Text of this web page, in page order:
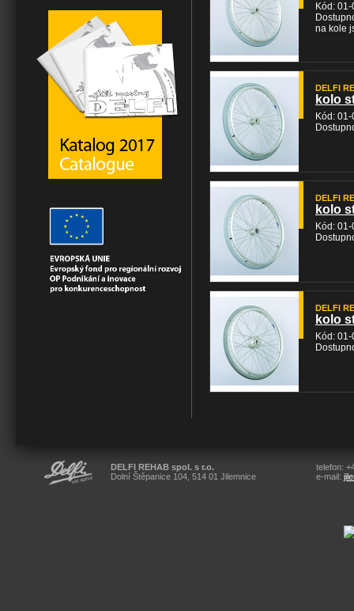
Kód:
na kole
DELFI
kolo
Kód:
DELFI
kolo
Kód:
DELFI
kolo
Kód:
DELFI REHAB spol. s r.o.
Dolní Štěpanice 104, 514 01 Jilemnice
telefon:
e-mail: